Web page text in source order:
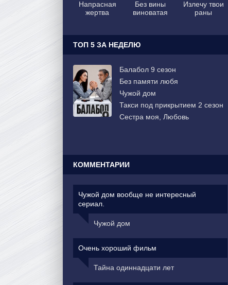
Напрасная
жертва
Без вины
виноватая
Излечу твои
раны
ТОП 5 ЗА НЕДЕЛЮ
Балабол 9 сезон
Без памяти любя
Чужой дом
Такси под прикрытием 2 сезон
Сестра моя, Любовь
КОММЕНТАРИИ
Чужой дом вообще не интересный
сериал.
Чужой дом
Очень хороший фильм
Тайна одиннадцати лет